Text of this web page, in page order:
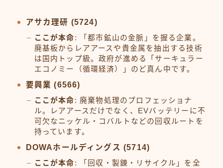
アサカ理研 (5724)
ここが本命: 「都市鉱山の金脈」を握る企業。
廃基板からレアアースや貴金属を抽出する技術
は国内トップ級。政府が進める「サーキュラー
エコノミー（循環経済）」のど真ん中です。
要興業 (6566)
ここが本命: 廃棄物処理のプロフェッショナ
ル。レアアースだけでなく、EVバッテリーに不
可欠なニッケル・コバルトなどの回収ルートを
持っています。
DOWAホールディングス (5714)
ここが本命: 「回収・製錬・リサイクル」を全